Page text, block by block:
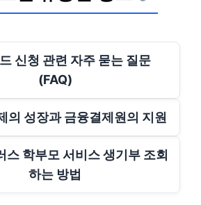
신청 관련 자주 묻는 질문
(FAQ)
의 성장과 금융결제원의 지원
스 학부모 서비스 생기부 조회
하는 방법